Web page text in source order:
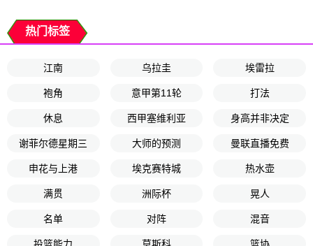
热门标签
江南 乌拉圭 埃雷拉
袍角 意甲第11轮 打法
休息 西甲塞维利亚 身高并非决定
谢菲尔德星期三 大师的预测 曼联直播免费
申花与上港 埃克赛特城 热水壶
满贯 洲际杯 晃人
名单 对阵 混音